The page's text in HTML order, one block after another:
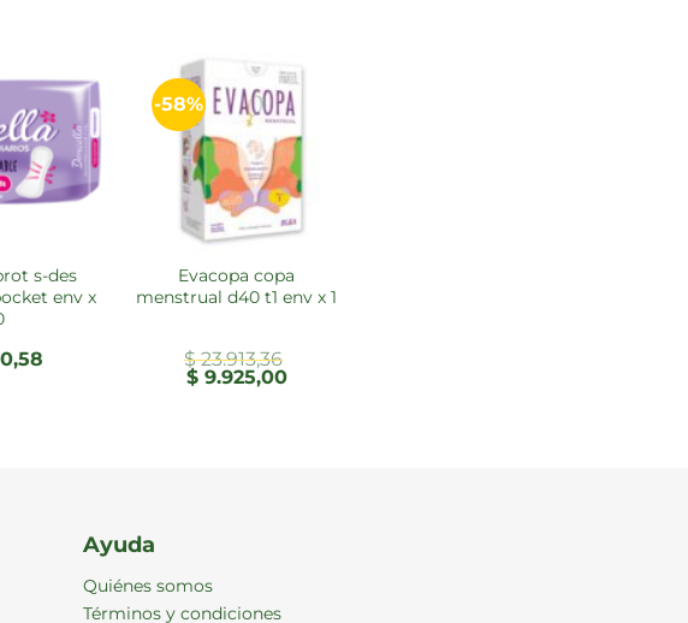
env x
-58%
evacopa copa
menstrual d40 t1 env x 1
$23.913,36
El
precio
$9.925,00El
Ayuda
Quiénes somos
Términos y condiciones